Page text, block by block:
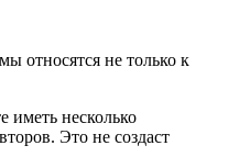
относятся не только к
иметь несколько
Это не создаст